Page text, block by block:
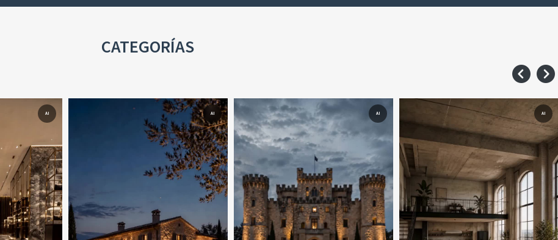
CATEGORÍAS
AI AI AI AI